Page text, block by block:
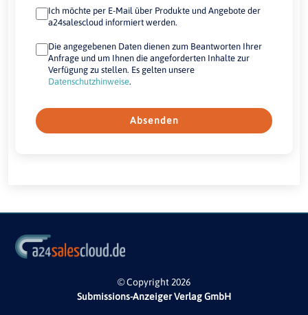
Ich möchte per E-Mail über Produkte und Angebote der
a24salescloud informiert werden.
Die angegebenen Daten dienen zum Beantworten Ihrer
Anfrage und um Ihnen die angeforderten Inhalte zur
Verfügung zu stellen. Es gelten unsere
Datenschutzhinweise.
Absenden
© Copyright 2026
Submissions-Anzeiger Verlag GmbH